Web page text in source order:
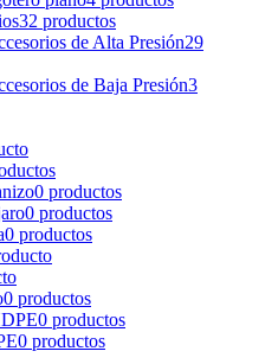
32 productos
de Alta Presión29
de Baja Presión3
0 productos
0 productos
0 productos
0 productos
0 productos
0 productos